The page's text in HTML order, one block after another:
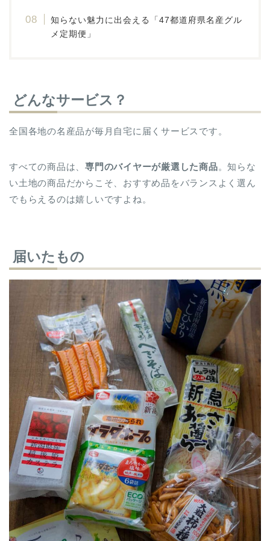
知らない魅力に出会える「47都道府県名産グル
メ定期便」
どんなサービス？
全国各地の名産品が毎月自宅に届くサービスです。
すべての商品は、専門のバイヤーが厳選した商品。知らな
い土地の商品だからこそ、おすすめ品をバランスよく選ん
でもらえるのは嬉しいですよね。
届いたもの